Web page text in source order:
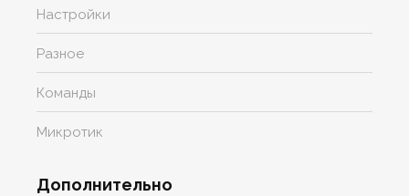
Настройки
Разное
Команды
Микротик
Дополнительно